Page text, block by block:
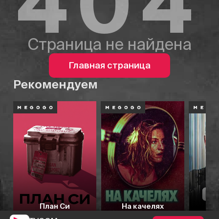
Страница не найдена
Главная страница
Рекомендуем
План Си На качелях